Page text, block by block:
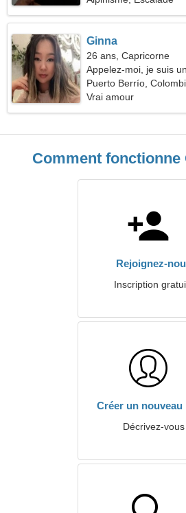
Ginna
26 ans, Capricorne
Appelez-moi, je suis
Puerto Berrío,
Vrai amour
Comment fonctionne
Rejoignez-
Inscription
Créer un nouveau
Décrivez-vous